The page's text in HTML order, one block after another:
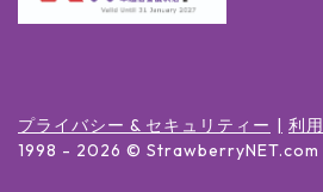
プライバシー & セキュリティー 利
1998 - 2026 © StrawberryNET.com